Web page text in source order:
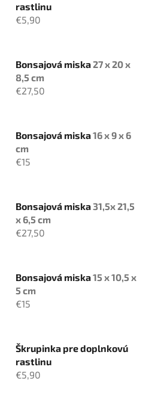
rastlinu
€5,90
Bonsajová miska27 x 20 x
8,5 cm
€27,50
Bonsajová miska16 x 9 x 6
cm
€15
Bonsajová miska31,5x 21,5
x 6,5 cm
€27,50
Bonsajová miska15 x 10,5 x
5 cm
€15
Škrupinka pre doplnkovú
rastlinu
€5,90